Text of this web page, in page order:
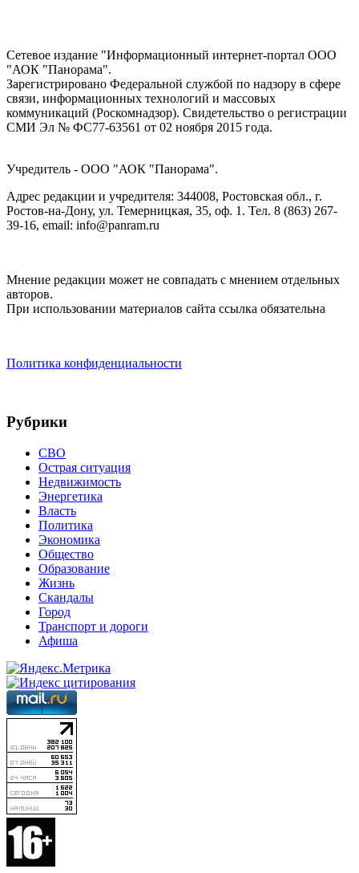
Сетевое издание "Информационный интернет-портал ООО
"АОК "Панорама".
Зарегистрировано Федеральной службой по надзору в сфере
связи, информационных технологий и массовых
коммуникаций (Роскомнадзор). Cвидетельство о регистрации
СМИ Эл № ФС77-63561 от 02 ноября 2015 года.
Учредитель - ООО "АОК "Панорама".
Адрес редакции и учредителя: 344008, Ростовская обл., г.
Ростов-на-Дону, ул. Темерницкая, 35, оф. 1. Тел. 8 (863) 267-
39-16, email: info@panram.ru
Мнение редакции может не совпадать с мнением отдельных
авторов.
При использовании материалов сайта ссылка обязательна
Политика конфиденциальности
Рубрики
СВО
Острая ситуация
Недвижимость
Энергетика
Власть
Политика
Экономика
Общество
Образование
Жизнь
Скандалы
Город
Транспорт и дороги
Афиша